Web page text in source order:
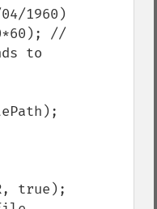
1960)
to
true);